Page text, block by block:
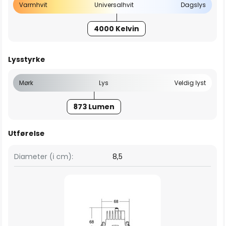
Varmhvit Universalhvit Dagslys
4000 Kelvin
Lysstyrke
Mørk Lys Veldig lyst
873 Lumen
Utførelse
Diameter (i cm): 8,5